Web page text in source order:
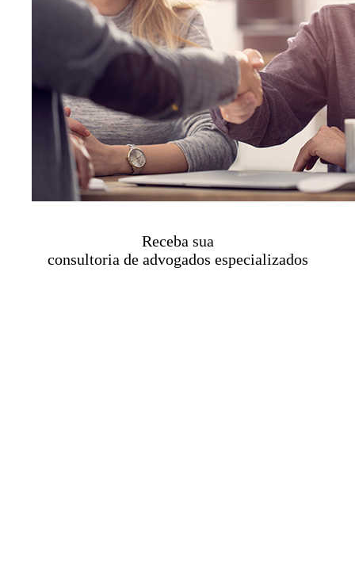
Receba sua
consultoria de advogados especializados